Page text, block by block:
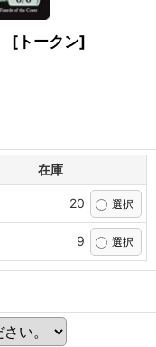
[ トークン]
在庫
20
9